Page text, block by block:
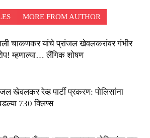
MORE FROM AUTHOR
चाकणकर यांचे प्रांजल खेवलकरांवर गंभीर
म्हणाल्या… लैंगिक शोषण
खेवलकर रेव्ह पार्टी प्रकरण: पोलिसांना
730 क्लिप्स